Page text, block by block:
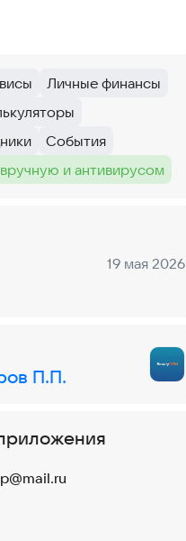
Тег :
Личные финансы
:
Тег:
События
и антивирусом
Дата:
19 мая 2026
П.П.